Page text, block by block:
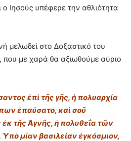
ο Ιησούς υπέφερε την αθλιότητα
μελωδεί στο Δοξαστικό του
που με χαρά θα αξιωθούμε αύριο
ἐπὶ τῆς γῆς, ἡ πολυαρχία
ἐπαύσατο, καὶ σοῦ
τῆς Ἁγνῆς, ἡ πολυθεΐα τῶν
Ὑπὸ μίαν βασιλείαν ἐγκόσμιον,